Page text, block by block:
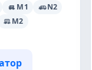
M1
N2
M2